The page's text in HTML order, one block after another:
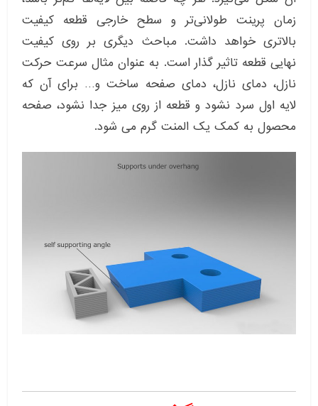
زمان پرینت طولانی‌تر و سطح خارجی قطعه کیفیت
بالاتری خواهد داشت. مباحث دیگری بر روی کیفیت
نهایی قطعه تاثیر گذار است. به عنوان مثال سرعت حرکت
نازل، دمای نازل، دمای صفحه ساخت و… برای آن که
لایه اول سرد نشود و قطعه از روی میز جدا نشود، صفحه
محصول به کمک یک المنت گرم می شود.